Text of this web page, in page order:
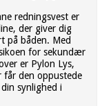
redningsvest er
der giver dig
på båden. Med
for sekundær
er Pylon Lys,
får den oppustede
synlighed i